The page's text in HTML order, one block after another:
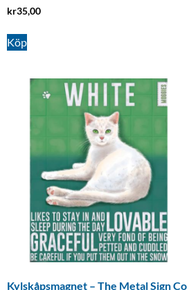
kr35,00
Köp
Kylskåpsmagnet – The Metal Sign Co